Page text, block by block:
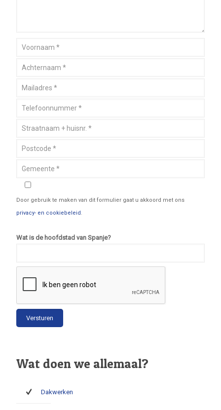
Door gebruik te maken van dit formulier gaat u akkoord met ons
privacy- en cookiebeleid.
Wat is de hoofdstad van Spanje?
Wat doen we allemaal?
Dakwerken